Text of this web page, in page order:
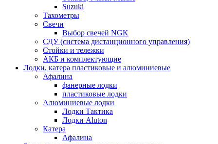
Suzuki
Тахометры
Свечи
Выбор свечей NGK
СДУ (система дистанционного управления)
Стойки и тележки
АКБ и комплектующие
Лодки, катера пластиковые и алюминиевые
Афалина
фанерные лодки
пластиковые лодки
Алюминиевые лодки
Лодки Тактика
Лодки Aluton
Катера
Афалина